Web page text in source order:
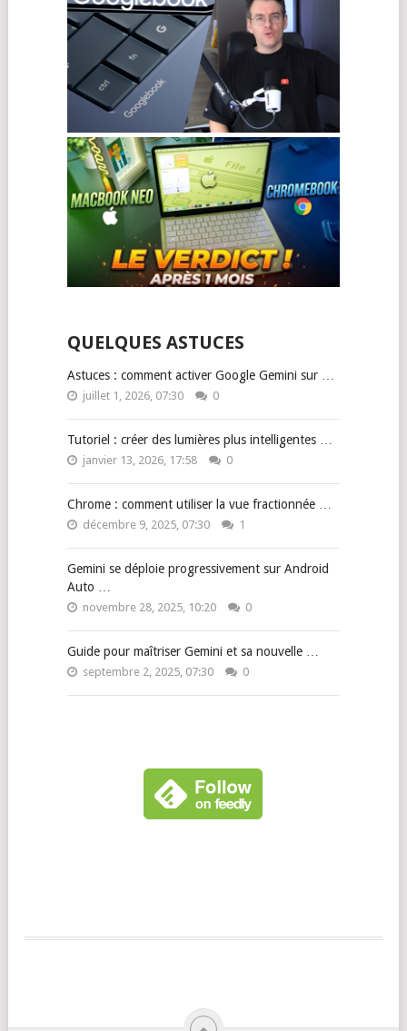
QUELQUES ASTUCES
Astuces : comment activer Google Gemini sur …
juillet 1, 2026, 07:30 0
Tutoriel : créer des lumières plus intelligentes …
janvier 13, 2026, 17:58 0
Chrome : comment utiliser la vue fractionnée …
décembre 9, 2025, 07:30 1
Gemini se déploie progressivement sur Android
Auto …
novembre 28, 2025, 10:20 0
Guide pour maîtriser Gemini et sa nouvelle …
septembre 2, 2025, 07:30 0